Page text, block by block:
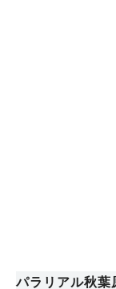
パラリアル秋葉